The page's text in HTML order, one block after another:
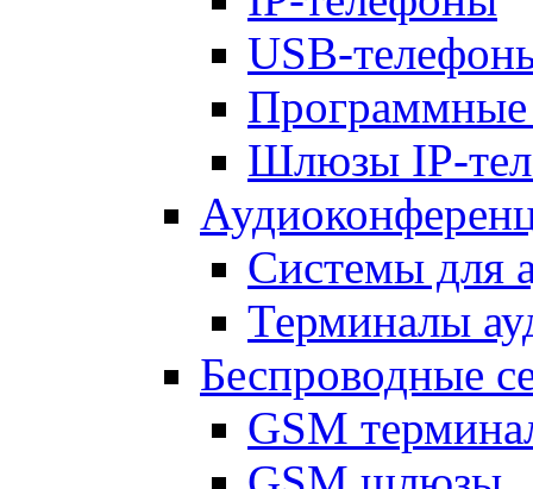
USB-
Шлюзы IP-
Системы для
Терминалы
Беспроводные
GSM